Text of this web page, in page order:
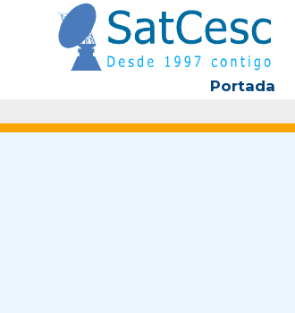
contenido
Portada